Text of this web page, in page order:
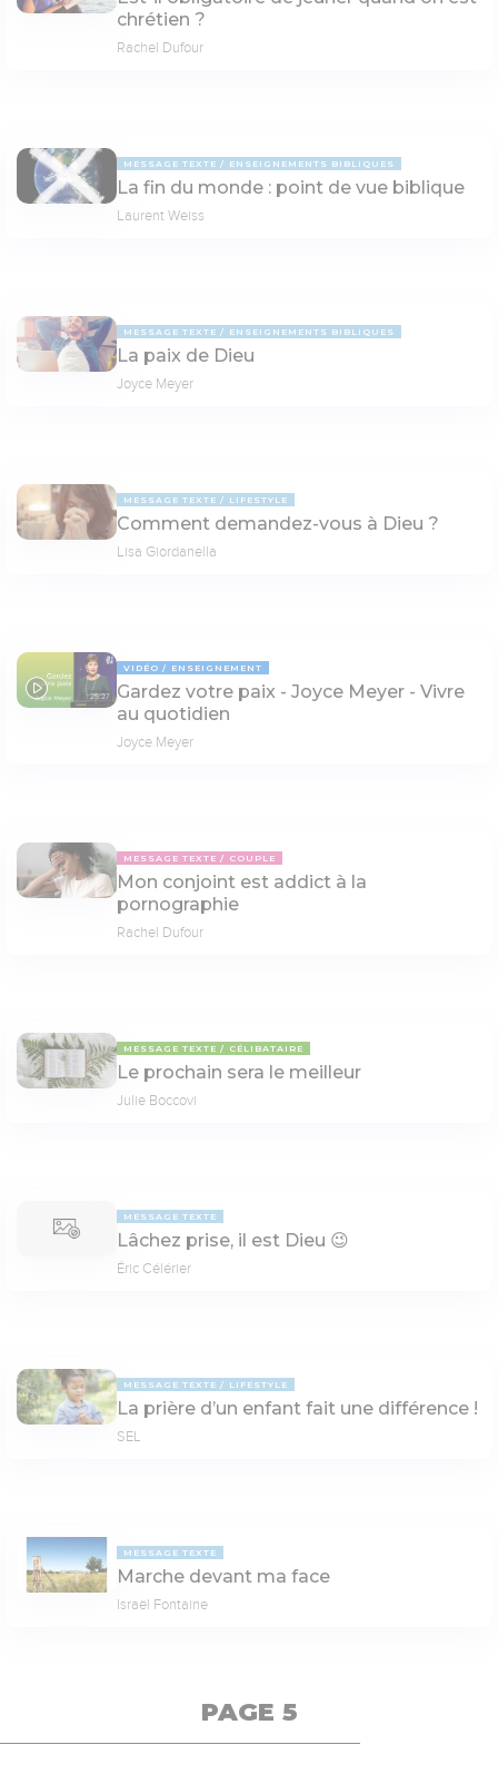
chrétien ?
Rachel Dufour
MESSAGE TEXTE ENSEIGNEMENTS BIBLIQUES
La fin du monde : point de vue biblique
Laurent Weiss
MESSAGE TEXTE ENSEIGNEMENTS BIBLIQUES
La paix de Dieu
Joyce Meyer
MESSAGE TEXTE LIFESTYLE
Comment demandez-vous à Dieu ?
Lisa Giordanella
25:27
VIDÉO ENSEIGNEMENT
Gardez votre paix - Joyce Meyer - Vivre
au quotidien
Joyce Meyer
MESSAGE TEXTE COUPLE
Mon conjoint est addict à la
pornographie
Rachel Dufour
MESSAGE TEXTE CÉLIBATAIRE
Le prochain sera le meilleur
Julie Boccovi
MESSAGE TEXTE
Lâchez prise, il est Dieu 😉
Éric Célérier
MESSAGE TEXTE LIFESTYLE
La prière d’un enfant fait une différence !
SEL
MESSAGE TEXTE
Marche devant ma face
Israël Fontaine
PAGE 5